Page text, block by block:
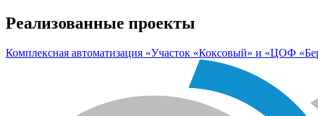
Реализованные проекты
Комплексная автоматизация «Участок «Коксовый» и «ЦОФ